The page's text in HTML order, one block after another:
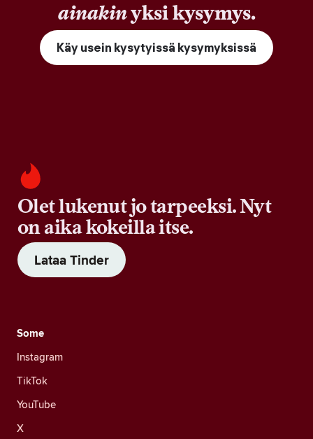
ainakinyksi kysymys.
Käy usein kysytyissä kysymyksissä
Olet lukenut jo tarpeeksi. Nyt
on aika kokeilla itse.
Lataa Tinder
Some
Instagram
TikTok
YouTube
X